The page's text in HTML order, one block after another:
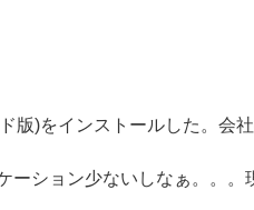
版)をインストールした。会
ーション少ないしなぁ。。